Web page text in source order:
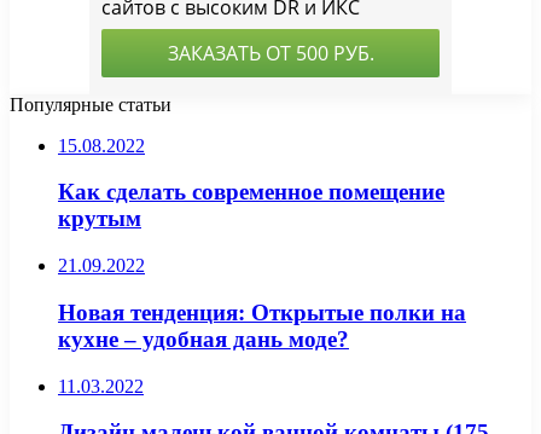
Популярные статьи
15.08.2022
Как сделать современное помещение
крутым
21.09.2022
Новая тенденция: Открытые полки на
кухне – удобная дань моде?
11.03.2022